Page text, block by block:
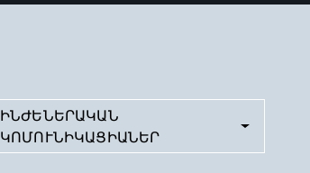
ԻՆԺԵՆԵՐԱԿԱՆ
ԿՈՄՈՒՆԻԿԱՑԻԱՆԵՐ